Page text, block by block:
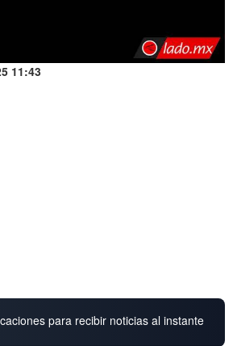
11:43
para recibir noticias al instante